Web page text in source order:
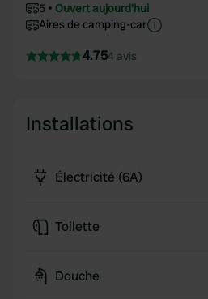
5
Ouvert aujourd'hui
Aires de camping-car
4.754 avis
Installations
Électricité (6A)
Toilette
Douche